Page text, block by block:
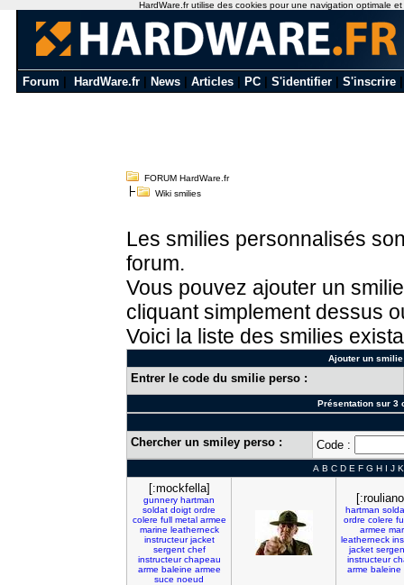
Forum HardWare.fr News Articles PC S'identifier S'inscrire
FORUM HardWare.fr
Wiki smilies
Les smilies personnalisés
forum.
Vous pouvez ajouter un
cliquant simplement dessus
Voici la liste des smilies
Ajouter un
Entrer le code du smilie perso :
Présentation sur 3
Chercher un smiley perso : Code :
A B C D E F G H I J K
[:mockfella]
gunnery hartman
soldat doigt ordre
colere full metal armee
marine leatherneck
instructeur jacket
sergent chef
instructeur chapeau
arme baleine armee
suce noeud
hartman
ordre colere
armee
leatherneck
jacket
instructeur
arme baleine
HardWare.fr utilise des cookies pour une navigation optimale